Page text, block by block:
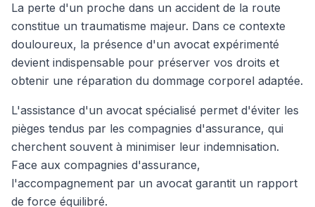
La perte d'un proche dans un accident de la route
constitue un traumatisme majeur. Dans ce contexte
douloureux, la présence d'un avocat expérimenté
devient indispensable pour préserver vos droits et
obtenir une réparation du dommage corporel adaptée.
L'assistance d'un avocat spécialisé permet d'éviter les
pièges tendus par les compagnies d'assurance, qui
cherchent souvent à minimiser leur indemnisation.
Face aux compagnies d'assurance,
l'accompagnement par un avocat garantit un rapport
de force équilibré.